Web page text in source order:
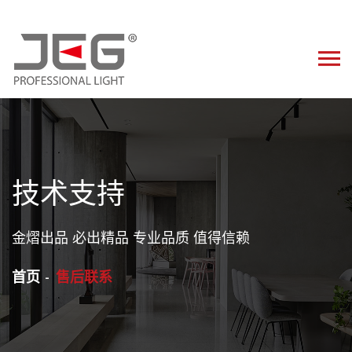
技术支持
金熠出品 必出精品 专业品质 值得信赖
首页 售后联系